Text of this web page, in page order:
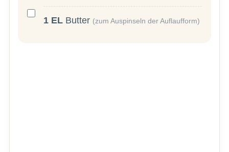
1 EL Butter (zum Auspinseln der Auflaufform)